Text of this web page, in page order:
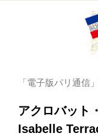
「電子版パリ通信
アクロバット
Isabelle